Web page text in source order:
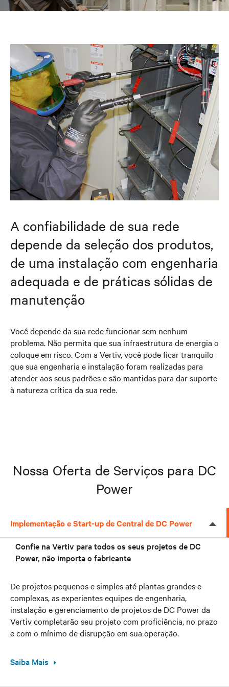
A confiabilidade de sua rede
depende da seleção dos produtos,
de uma instalação com engenharia
adequada e de práticas sólidas de
manutenção
Você depende da sua rede funcionar sem nenhum
problema. Não permita que sua infraestrutura de energia o
coloque em risco. Com a Vertiv, você pode ficar tranquilo
que sua engenharia e instalação foram realizadas para
atender aos seus padrões e são mantidas para dar suporte
à natureza crítica da sua rede.
Nossa Oferta de Serviços para DC
Power
Implementação e Start-up de Central de DC Power
Confie na Vertiv para todos os seus projetos de DC
Power, não importa o fabricante
De projetos pequenos e simples até plantas grandes e
complexas, as experientes equipes de engenharia,
instalação e gerenciamento de projetos de DC Power da
Vertiv completarão seu projeto com proficiência, no prazo
e com o mínimo de disrupção em sua operação.
Saiba Mais